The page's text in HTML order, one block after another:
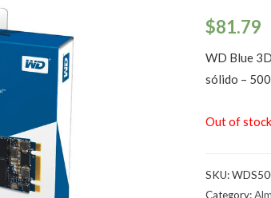
$81.79
WD Blue
sólido –
Out of stock
SKU:
Category: